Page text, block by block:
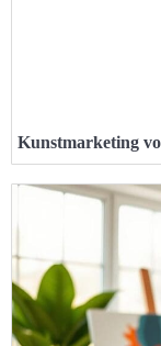
Kunstmarketing